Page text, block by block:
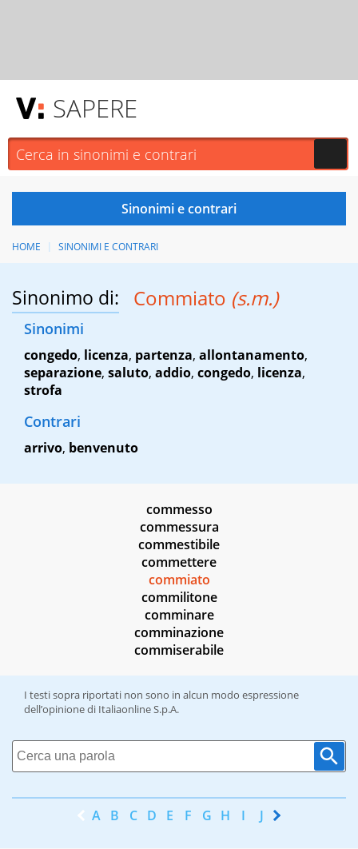
SAPERE
HOME SINONIMI E CONTRARI
Sinonimo di: Commiato (s.m.)
Sinonimi
congedo, licenza, partenza, allontanamento,
separazione, saluto, addio, congedo, licenza,
strofa
Contrari
arrivo, benvenuto
commesso
commessura
commestibile
commettere
commiato
commilitone
comminare
comminazione
commiserabile
I testi sopra riportati non sono in alcun modo espressione
dell’opinione di Italiaonline S.p.A.
A B C D E F G H I J K